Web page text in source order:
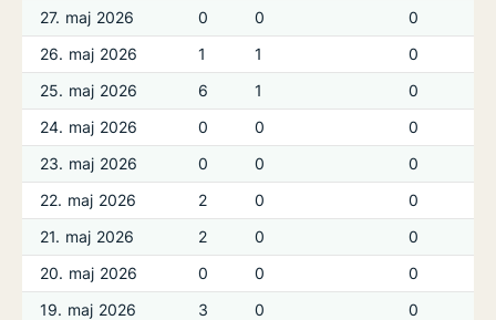
27. maj 2026
0 0
0
26. maj 2026
1 1
0
25. maj 2026
6 1
0
24. maj 2026
0 0
0
23. maj 2026
0 0
0
22. maj 2026
2 0
0
21. maj 2026
2 0
0
20. maj 2026
0 0
0
19. maj 2026
3 0
0